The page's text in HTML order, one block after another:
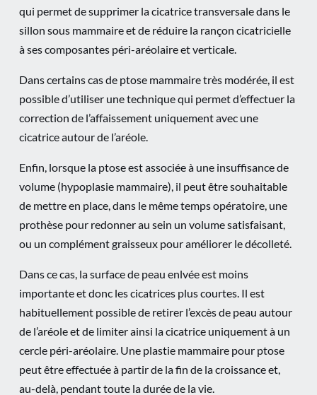
qui permet de supprimer la cicatrice transversale dans le
sillon sous mammaire et de réduire la rançon cicatricielle
à ses composantes péri-aréolaire et verticale.
Dans certains cas de ptose mammaire très modérée, il est
possible d’utiliser une technique qui permet d’effectuer la
correction de l’affaissement uniquement avec une
cicatrice autour de l’aréole.
Enfin, lorsque la ptose est associée à une insuffisance de
volume (hypoplasie mammaire), il peut être souhaitable
de mettre en place, dans le même temps opératoire, une
prothèse pour redonner au sein un volume satisfaisant,
ou un complément graisseux pour améliorer le décolleté.
Dans ce cas, la surface de peau enlvée est moins
importante et donc les cicatrices plus courtes. Il est
habituellement possible de retirer l’excès de peau autour
de l’aréole et de limiter ainsi la cicatrice uniquement à un
cercle péri-aréolaire. Une plastie mammaire pour ptose
peut être effectuée à partir de la fin de la croissance et,
au-delà, pendant toute la durée de la vie.